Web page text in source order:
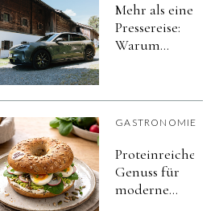
Mehr als eine
Pressereise:
Warum
Gastronomie
setzt
GASTRONOMIE
Proteinreicher
Genuss für
moderne